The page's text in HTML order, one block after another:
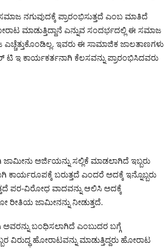
ನಗುವುದಕ್ಕೆ ಪ್ರಾರಂಭಿಸುತ್ತದೆ ಎಂಬ ಮಾತಿದೆ
ಮಾಡುತ್ತಿದ್ದಾನೆ ಎನ್ನುವ ಸಂದರ್ಭದಲ್ಲಿ ಈ ಸಮಾಜ
ಇವರು ಈ ಸಾಮಾಜಿಕ ಜಾಲತಾಣಗಳು
ಇ ಕಾರ್ಯಕರ್ತನಾಗಿ ಕೆಲಸವನ್ನು ಪ್ರಾರಂಭಿಸಿದವರು
ಅರ್ಜಿಯನ್ನು ಸಲ್ಲಿಕೆ ಮಾಡಲಾಗಿದೆ ಇಬ್ಬರು
ಬರುತ್ತದೆ ಎಂದರೆ ಅದಕ್ಕೆ ಇನ್ನೊಬ್ಬರು
ಪರ-ವಿರೋಧ ವಾದವನ್ನು ಆಲಿಸಿ ಅದಕ್ಕೆ
ರೀತಿಯ ಜಾಮೀನನ್ನು ನೀಡುತ್ತದೆ.
ಬಂಧಿಸಲಾಗಿದೆ ಎಂಬುದರ ಬಗ್ಗೆ
ಹೋರಾಟವನ್ನು ಮಾಡುತ್ತಿದ್ದರು ಹೋರಾಟ